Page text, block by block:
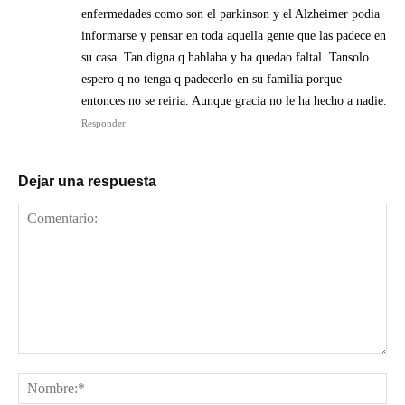
enfermedades como son el parkinson y el Alzheimer podia
informarse y pensar en toda aquella gente que las padece en
su casa. Tan digna q hablaba y ha quedao faltal. Tansolo
espero q no tenga q padecerlo en su familia porque
entonces no se reiria. Aunque gracia no le ha hecho a nadie.
Responder
Dejar una respuesta